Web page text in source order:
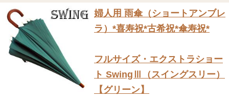
婦人用 雨傘（ショートアンブレ
ラ） *喜寿祝*古希祝*傘寿祝*
フルサイズ・エクストラショー
ト SwingⅢ（スイングスリー）
【グリーン】